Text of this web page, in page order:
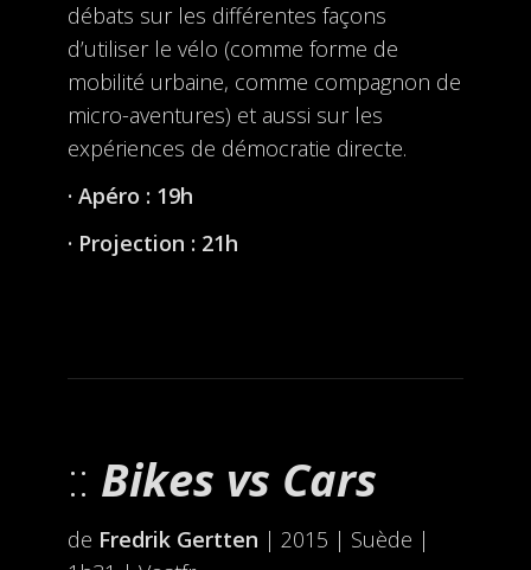
débats sur les différentes façons
d’utiliser le vélo (comme forme de
mobilité urbaine, comme compagnon de
micro-aventures) et aussi sur les
expériences de démocratie directe.
· Apéro : 19h
· Projection : 21h
Bikes vs Cars
de Fredrik Gertten | 2015 | Suède |